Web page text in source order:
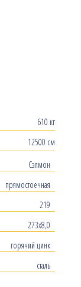
610 кг
12500 см
Сэлмон
прямостоечная
219
273х8,0
горячий цинк
сталь